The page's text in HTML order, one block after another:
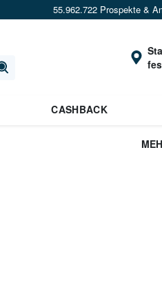
55.962.722 Prospekte &
CASHBACK